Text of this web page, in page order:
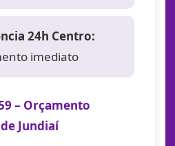
24h Centro:
imediato
– Orçamento
Jundiaí